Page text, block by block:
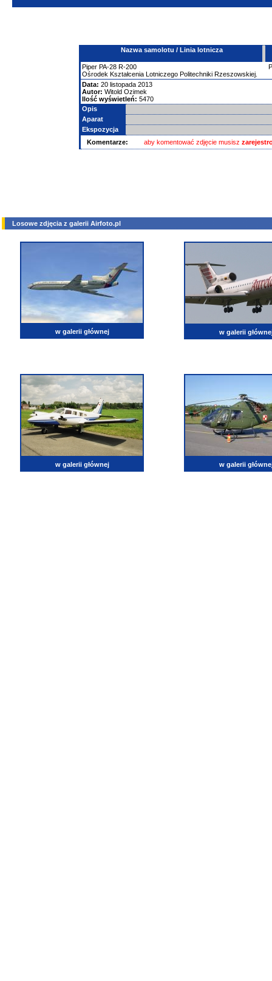
Nazwa samolotu / Linia lotnicza
Piper PA-28 R-200
Ośrodek Kształcenia Lotniczego Politechniki Rzeszowskiej.
Data: 20 listopada 2013
Autor: Witold Ozimek
Ilość wyświetleń: 5470
Opis
Aparat
Ekspozycja
Komentarze:
aby komentować zdjęcie musisz
Losowe zdjęcia z galerii Airfoto.pl
w galerii głównej w galerii
w galerii głównej w galerii